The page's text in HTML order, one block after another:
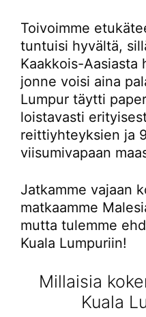
Toivoimme
tuntuisi hyvältä,
Kaakkois-Aasiasta
jonne voisi aina
Lumpur täytti
loistavasti
reittiyhteyksien ja
viisumivapaan
Jatkamme vajaan
matkaamme
mutta tulemme
Kuala Lumpuriin!
Millaisia
Kuala